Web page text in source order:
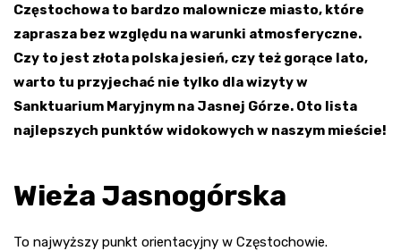
Częstochowa to bardzo malownicze miasto, które
zaprasza bez względu na warunki atmosferyczne.
Czy to jest złota polska jesień, czy też gorące lato,
warto tu przyjechać nie tylko dla wizyty w
Sanktuarium Maryjnym na Jasnej Górze. Oto lista
najlepszych punktów widokowych w naszym mieście!
Wieża Jasnogórska
To najwyższy punkt orientacyjny w Częstochowie.